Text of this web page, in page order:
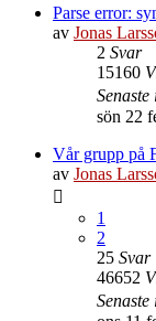
Parse error:
av Jonas
2 Svar
15160
sön 22
Vår grupp på
av Jonas
1
2
25 Svar
46652